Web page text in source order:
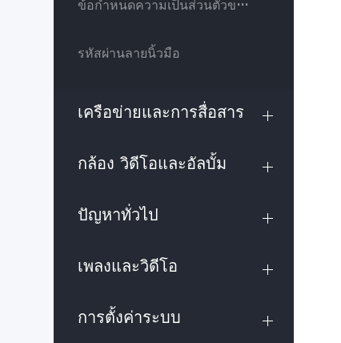
ข้อกำหนดความเป็นส่วนตัวของ vivo สำหรับบริการหลังการขาย
รหัสผ่านลายนิ้วมือ
เครือข่ายและการสื่อสาร
กล้อง วิดีโอและอัลบั้ม
ปัญหาทั่วไป
เพลงและวิดีโอ
การตั้งค่าระบบ